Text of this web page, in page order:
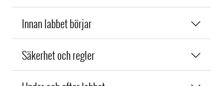
Innan labbet börjar
Säkerhet och regler